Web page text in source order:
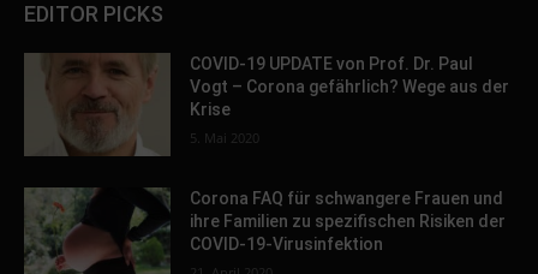
EDITOR PICKS
COVID-19 UPDATE von Prof. Dr. Paul
Vogt – Corona gefährlich? Wege aus der
Krise
5. Mai 2020
Corona FAQ für schwangere Frauen und
ihre Familien zu spezifischen Risiken der
COVID-19-Virusinfektion